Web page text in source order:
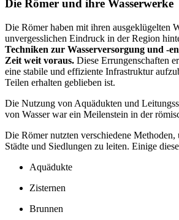
Die Römer und ihre Wasserwerke
Die Römer haben mit ihren ausgeklügelten
unvergesslichen Eindruck in der Region
Techniken zur Wasserversorgung und -
Zeit weit voraus. Diese Errungenschaften
eine stabile und effiziente Infrastruktur
Teilen erhalten geblieben ist.
Die Nutzung von Aquädukten und
von Wasser war ein Meilenstein in der
Die Römer nutzten verschiedene Methoden,
Städte und Siedlungen zu leiten. Einige
Aquädukte
Zisternen
Brunnen